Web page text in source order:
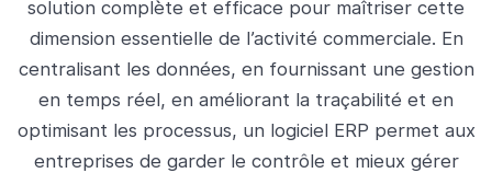
solution complète et efficace pour maîtriser cette
dimension essentielle de l’activité commerciale. En
centralisant les données, en fournissant une gestion
en temps réel, en améliorant la traçabilité et en
optimisant les processus, un logiciel ERP permet aux
entreprises de garder le contrôle et mieux gérer